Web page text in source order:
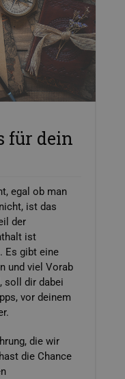
für dein
egal ob man
ist das
der
ist
Es gibt eine
und viel Vorab
soll dir dabei
vor deinem
die wir
die Chance